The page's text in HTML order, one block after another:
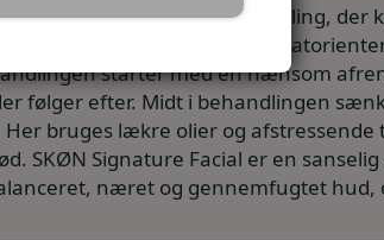
en holistisk ansigtsbehandling, der
med højteknologisk
starter med en nænsom
følger efter. Midt i behandlingen
bruges lækre olier og afstressende
SKØN Signature Facial er en sanselig
næret og gennemfugtet hud,